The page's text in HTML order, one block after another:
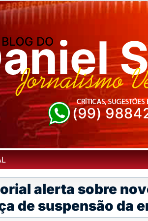
alerta sobre
de suspensão da